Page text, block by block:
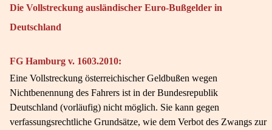
Die Vollstreckung ausländischer Euro-Bußgelder in
Deutschland
FG Hamburg v. 1603.2010:
Eine Vollstreckung österreichischer Geldbußen wegen
Nichtbenennung des Fahrers ist in der Bundesrepublik
Deutschland (vorläufig) nicht möglich. Sie kann gegen
verfassungsrechtliche Grundsätze, wie dem Verbot des Zwangs zur